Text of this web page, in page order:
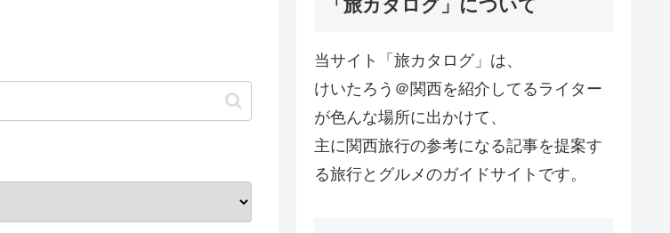
「旅カタログ」について
当サイト「旅カタログ」は、
けいたろう＠関西を紹介してるライター
が色んな場所に出かけて、
主に関西旅行の参考になる記事を提案す
る旅行とグルメのガイドサイトです。